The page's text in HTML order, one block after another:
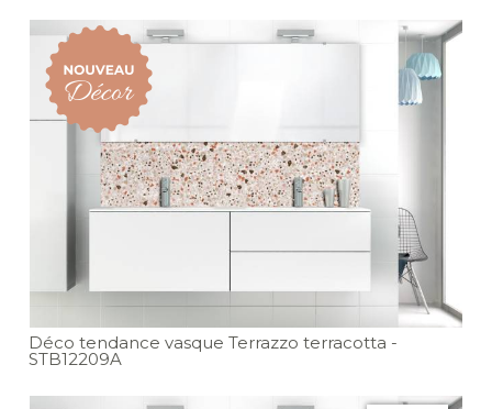
Déco tendance vasque Terrazzo terracotta -
STB12209A